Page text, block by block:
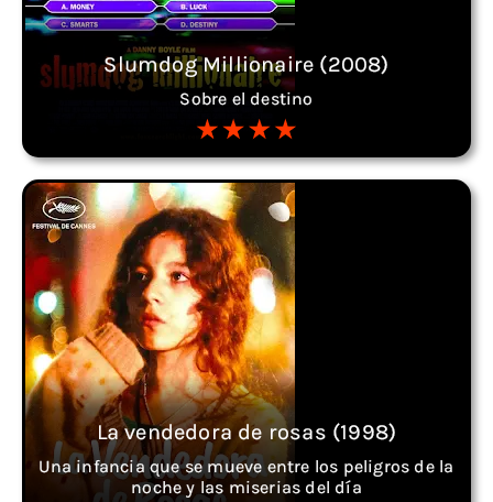
Slumdog Millionaire (2008)
Sobre el destino
La vendedora de rosas (1998)
Una infancia que se mueve entre los peligros de la
noche y las miserias del día